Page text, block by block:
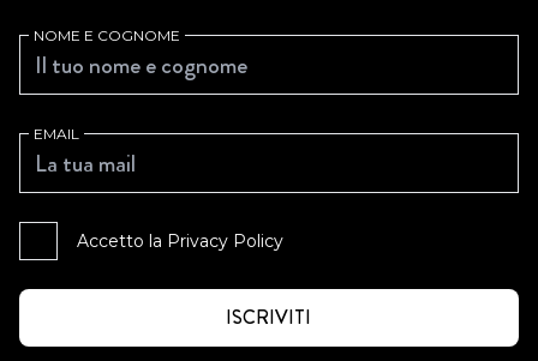
NOME E COGNOME
EMAIL
Accetto la Privacy Policy